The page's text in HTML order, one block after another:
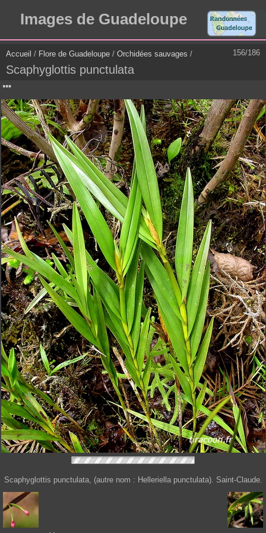
Images de Guadeloupe
156/186
Accueil / Flore de Guadeloupe / Orchidées sauvages /
Scaphyglottis punctulata
Scaphyglottis punctulata, (autre nom : Helleriella punctulata). Saint-Claude.